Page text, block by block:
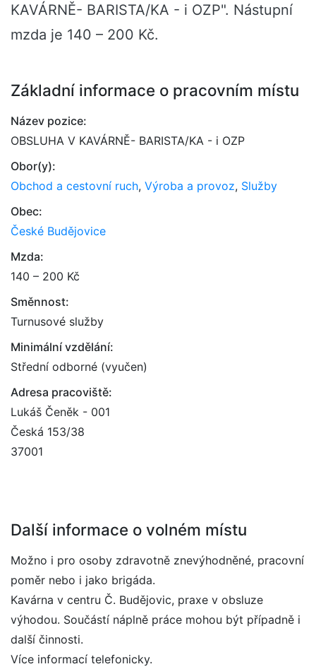
KAVÁRNĚ- BARISTA/KA - i OZP". Nástupní
mzda je 140 – 200 Kč.
Základní informace o pracovním místu
Název pozice:
OBSLUHA V KAVÁRNĚ- BARISTA/KA - i OZP
Obor(y):
Obchod a cestovní ruch, Výroba a provoz, Služby
Obec:
České Budějovice
Mzda:
140 – 200 Kč
Směnnost:
Turnusové služby
Minimální vzdělání:
Střední odborné (vyučen)
Adresa pracoviště:
Lukáš Čeněk - 001
Česká 153/38
37001
Další informace o volném místu
Možno i pro osoby zdravotně znevýhodněné, pracovní
poměr nebo i jako brigáda.
Kavárna v centru Č. Budějovic, praxe v obsluze
výhodou. Součástí náplně práce mohou být případně i
další činnosti.
Více informací telefonicky.